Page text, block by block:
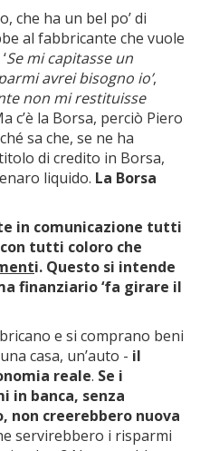
che ha un bel po’ di
al fabbricante che vuole
Se mi capitasse un
avrei bisogno io’,
non mi restituisse
c’è la Borsa, perciò Piero
sa che, se ne ha
di credito in Borsa,
liquido. La Borsa
in comunicazione tutti
con tutti coloro che
i. Questo si intende
finanziario ‘fa girare il
e si comprano beni
casa, un’auto - il
reale. Se i
in banca, senza
non creerebbero nuova
servirebbero i risparmi